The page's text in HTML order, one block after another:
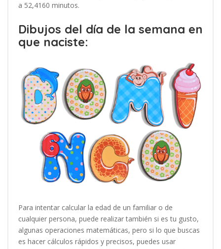
a 52,4160 minutos.
Dibujos del día de la semana en
que naciste:
Para intentar calcular la edad de un familiar o de
cualquier persona, puede realizar también si es tu gusto,
algunas operaciones matemáticas, pero si lo que buscas
es hacer cálculos rápidos y precisos, puedes usar